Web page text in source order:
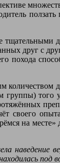
друг с
похода
количеством
того
своего
на месте»
наведение